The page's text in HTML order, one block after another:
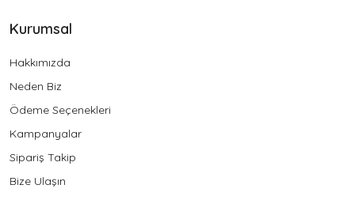
Kurumsal
Hakkımızda
Neden Biz
Ödeme Seçenekleri
Kampanyalar
Sipariş Takip
Bize Ulaşın